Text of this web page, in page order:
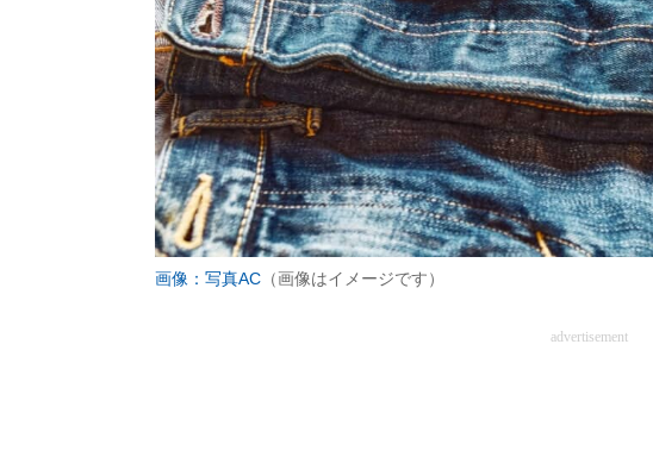
画像：写真AC （画像はイメージです）
advertisement